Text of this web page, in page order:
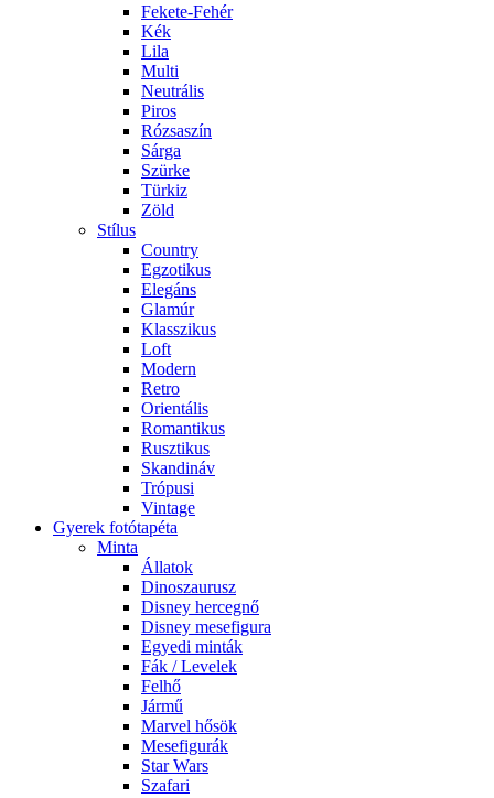
Fekete-Fehér
Kék
Lila
Multi
Neutrális
Piros
Rózsaszín
Sárga
Szürke
Türkiz
Zöld
Stílus
Country
Egzotikus
Elegáns
Glamúr
Klasszikus
Loft
Modern
Retro
Orientális
Romantikus
Rusztikus
Skandináv
Trópusi
Vintage
Gyerek fotótapéta
Minta
Állatok
Dinoszaurusz
Disney hercegnő
Disney mesefigura
Egyedi minták
Fák / Levelek
Felhő
Jármű
Marvel hősök
Mesefigurák
Star Wars
Szafari